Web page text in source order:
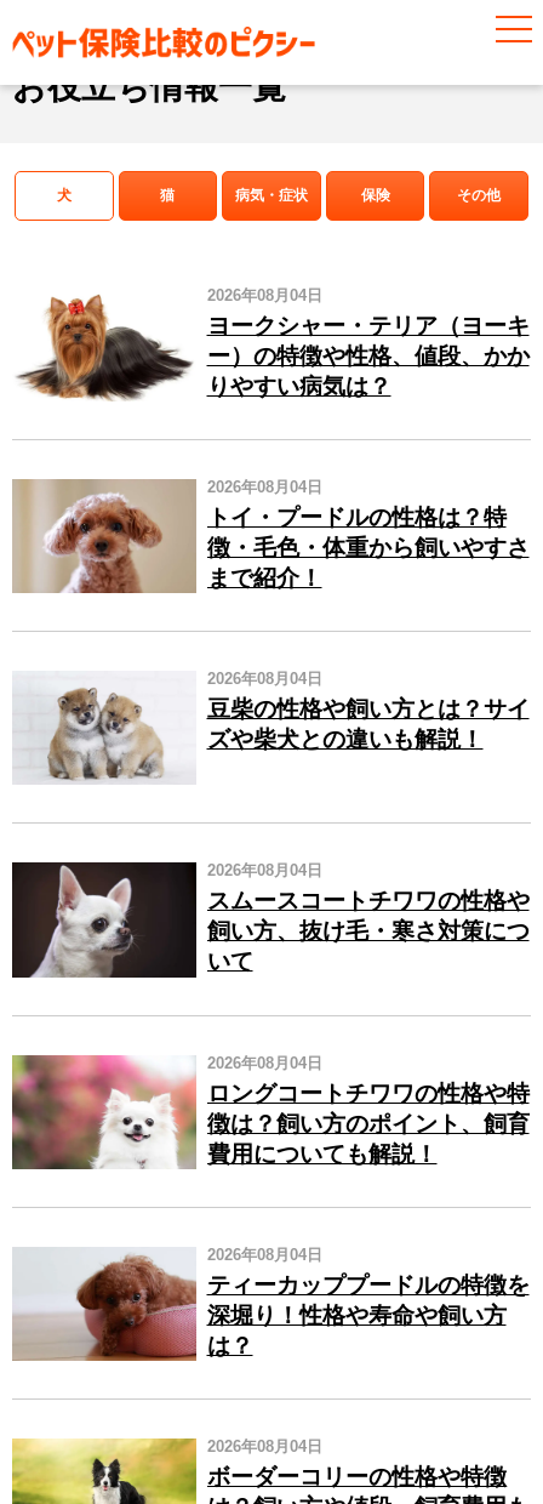
お役立ち情報
お役立ち情報一覧
犬 猫 病気・症状 保険 その他
2026年08月04日
ヨークシャー・テリア（ヨーキ
ー）の特徴や性格、値段、かか
りやすい病気は？
2026年08月04日
トイ・プードルの性格は？特
徴・毛色・体重から飼いやすさ
まで紹介！
2026年08月04日
豆柴の性格や飼い方とは？サイ
ズや柴犬との違いも解説！
2026年08月04日
スムースコートチワワの性格や
飼い方、抜け毛​・寒さ対策​につ
いて
2026年08月04日
ロングコートチワワの性格や特
徴は？飼い方のポイント、飼育
費用についても解説！
2026年08月04日
ティーカッププードルの特徴を
深堀り！性格や寿命や飼い方
は？
2026年08月04日
ボーダーコリーの性格や特徴